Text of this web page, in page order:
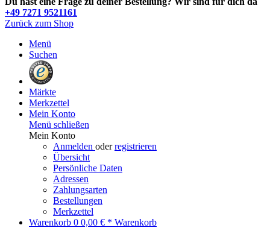
+49 7271 9521161
Zurück zum Shop
Menü
Suchen
Märkte
Merkzettel
Mein Konto
Menü schließen
Mein Konto
Anmelden oderregistrieren
Übersicht
Persönliche Daten
Adressen
Zahlungsarten
Bestellungen
Merkzettel
Warenkorb 0 0,00 € * Warenkorb